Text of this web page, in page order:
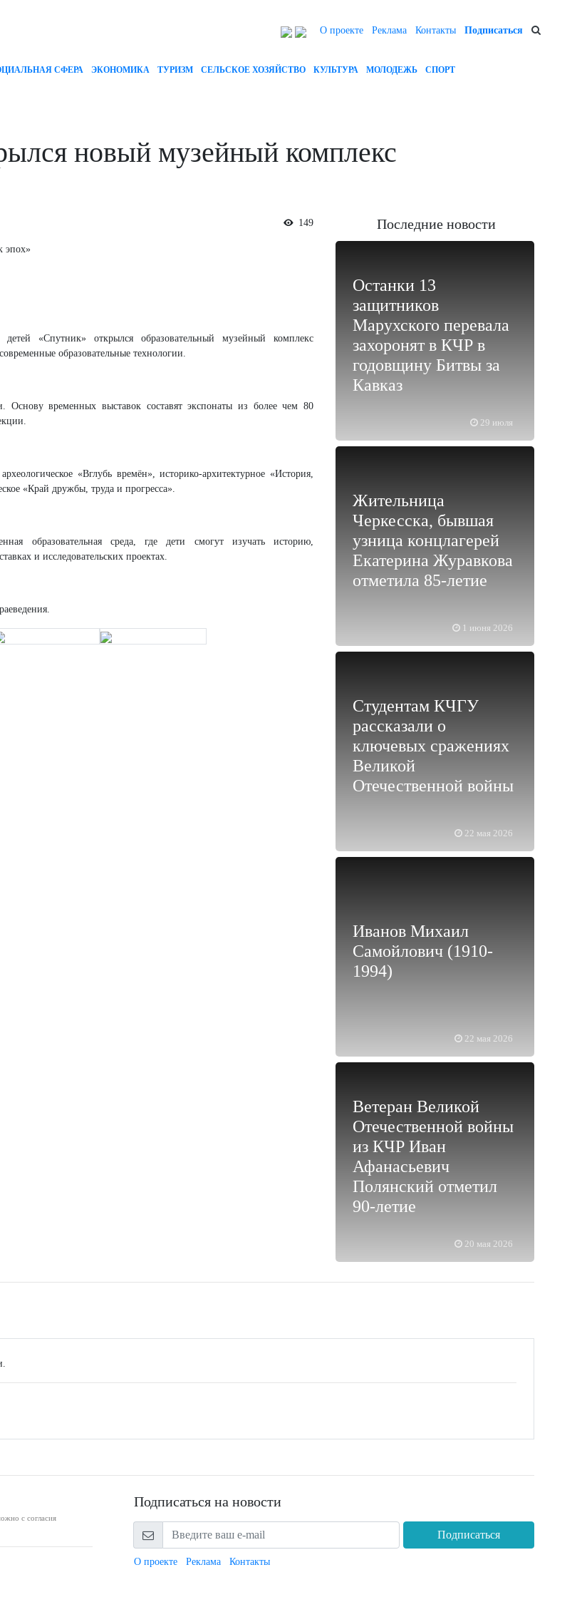
О проекте Реклама Контакты Подписаться
СФЕРА ЭКОНОМИКА ТУРИЗМ СЕЛЬСКОЕ ХОЗЯЙСТВО КУЛЬТУРА МОЛОДЕЖЬ СПОРТ
новый музейный комплекс
149
«Спутник» открылся образовательный музейный комплекс
образовательные технологии.
Основу временных выставок составят экспонаты из более чем 80
«Вглубь времён», историко-архитектурное «История,
«Край дружбы, труда и прогресса».
образовательная среда, где дети смогут изучать историю,
и исследовательских проектах.
Последние новости
29 июля
Останки 13
защитников
Марухского перевала
захоронят в КЧР в
годовщину Битвы за
Кавказ
1 июня 2026
Жительница
Черкесска, бывшая
узница концлагерей
Екатерина Журавкова
отметила 85-летие
22 мая 2026
Студентам КЧГУ
рассказали о
ключевых сражениях
Великой
Отечественной войны
22 мая 2026
Иванов Михаил
Самойлович (1910-
1994)
20 мая 2026
Ветеран Великой
Отечественной войны
из КЧР Иван
Афанасьевич
Полянский отметил
90-летие
с согласия
Подписаться на новости
Подписаться
О проекте Реклама Контакты